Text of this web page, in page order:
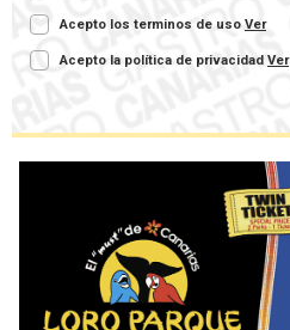
Acepto los terminos de uso Ver
Acepto la política de privacidad Ver